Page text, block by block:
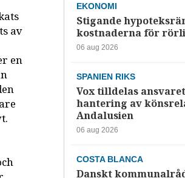
av
en
EKONOMI
Stigande
kostnaderna för
06 aug 2026
SPANIEN RIKS
Vox tilldelas
hantering av
Andalusien
06 aug 2026
COSTA BLANCA
Danskt